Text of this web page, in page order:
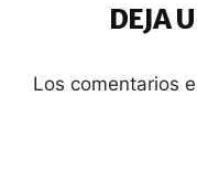
DEJA
Los comentarios